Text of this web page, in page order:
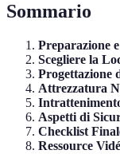
Sommario
Preparazione
Scegliere la
Progettazione
Attrezzatura
Aspetti di
Checklist
Ressource